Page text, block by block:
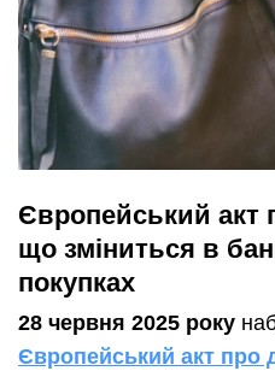
Європейський акт
що зміниться в
покупках
28 червня 2025 року
Європейський акт про